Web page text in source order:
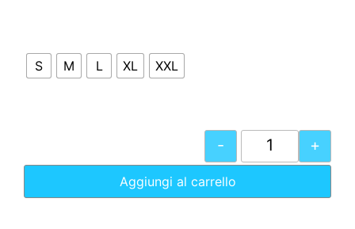
S M L XL XXL
- +
Aggiungi al carrello